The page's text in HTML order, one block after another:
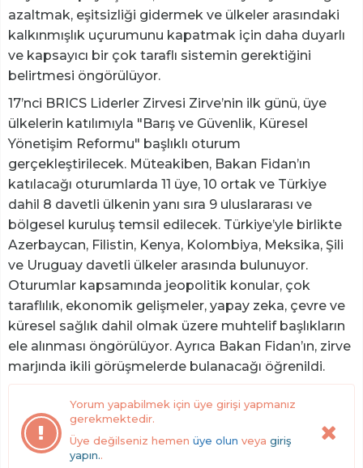
azaltmak, eşitsizliği gidermek ve ülkeler arasındaki
kalkınmışlık uçurumunu kapatmak için daha duyarlı
ve kapsayıcı bir çok taraflı sistemin gerektiğini
belirtmesi öngörülüyor.
17’nci BRICS Liderler Zirvesi Zirve’nin ilk günü, üye
ülkelerin katılımıyla "Barış ve Güvenlik, Küresel
Yönetişim Reformu" başlıklı oturum
gerçekleştirilecek. Müteakiben, Bakan Fidan’ın
katılacağı oturumlarda 11 üye, 10 ortak ve Türkiye
dahil 8 davetli ülkenin yanı sıra 9 uluslararası ve
bölgesel kuruluş temsil edilecek. Türkiye’yle birlikte
Azerbaycan, Filistin, Kenya, Kolombiya, Meksika, Şili
ve Uruguay davetli ülkeler arasında bulunuyor.
Oturumlar kapsamında jeopolitik konular, çok
taraflılık, ekonomik gelişmeler, yapay zeka, çevre ve
küresel sağlık dahil olmak üzere muhtelif başlıkların
ele alınması öngörülüyor. Ayrıca Bakan Fidan’ın, zirve
marjında ikili görüşmelerde bulanacağı öğrenildi.
Yorum yapabilmek için üye girişi yapmanız
gerekmektedir.
Üye değilseniz hemen üye olun veya giriş
yapın..